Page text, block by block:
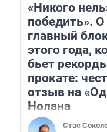
«Никого
победить».
главный
этого года,
бьет
прокате:
отзыв на
Нолана
Стас